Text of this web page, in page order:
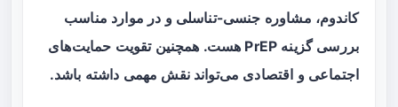
کاندوم، مشاوره جنسی-تناسلی و در موارد مناسب
بررسی گزینه PrEP هست. همچنین تقویت حمایت‌های
اجتماعی و اقتصادی می‌تواند نقش مهمی داشته باشد.